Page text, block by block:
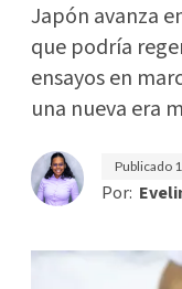
Japón avanza
que podría
ensayos en
una nueva era
Publicado
Por: